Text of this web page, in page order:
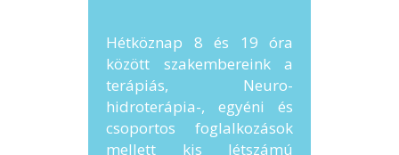
Hétköznap 8 és 19 óra
között szakembereink a
terápiás, Neuro-
hidroterápia-, egyéni és
csoportos foglalkozások
mellett kis létszámú